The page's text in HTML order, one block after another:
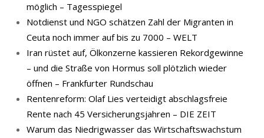
möglich – Tagesspiegel
Notdienst und NGO schätzen Zahl der Migranten in
Ceuta noch immer auf bis zu 7000 – WELT
Iran rüstet auf, Ölkonzerne kassieren Rekordgewinne
– und die Straße von Hormus soll plötzlich wieder
öffnen – Frankfurter Rundschau
Rentenreform: Olaf Lies verteidigt abschlagsfreie
Rente nach 45 Versicherungsjahren – DIE ZEIT
Warum das Niedrigwasser das Wirtschaftswachstum